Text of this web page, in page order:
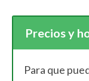
Precios y
Para que